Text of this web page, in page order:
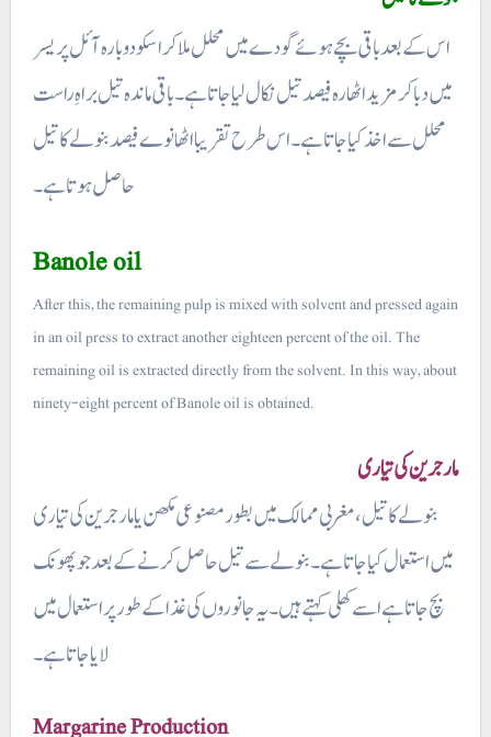
اس کے بعد باقی بچے ہوئے گودے میں محلل ملا کر اسکو دوبارہ آئل پر یسر
میں دبا کر مزید اٹھارہ فیصد تیل نکال لیا جاتا ہے۔ باقی ماندہ تیل براہِ راست
محلل سے اخذ کیا جاتا ہے۔ اس طرح تقریبا اٹھانوے فیصد بنولے کا تیل
حاصل ہوتا ہے۔
Banole oil
After this, the remaining pulp is mixed with solvent and pressed again
in an oil press to extract another eighteen percent of the oil. The
remaining oil is extracted directly from the solvent. In this way, about
ninety-eight percent of Banole oil is obtained.
مارجرین کی تیاری
بنولے کا تیل، مغربی ممالک میں بطور مصنوعی مکھن یا مارجرین کی تیاری
میں استعمال کیا جاتا ہے۔ بنولے سے تیل حاصل کرنے کے بعد جو پھونک
بچ جاتا ہے اسے کھلی کہتے ہیں۔ یہ جانوروں کی غذا کے طور پراستعمال میں
لایا جاتا ہے۔
Margarine Production